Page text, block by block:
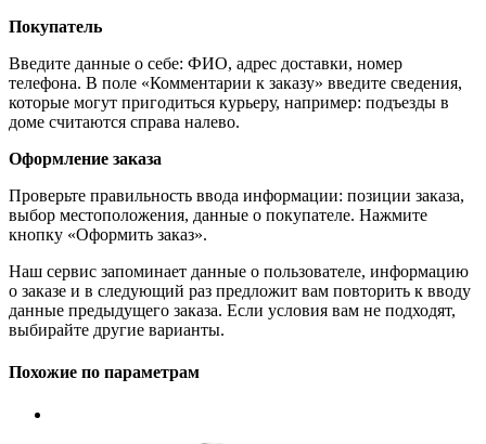
Покупатель
Введите данные о себе: ФИО, адрес доставки, номер
телефона. В поле «Комментарии к заказу» введите сведения,
которые могут пригодиться курьеру, например: подъезды в
доме считаются справа налево.
Оформление заказа
Проверьте правильность ввода информации: позиции заказа,
выбор местоположения, данные о покупателе. Нажмите
кнопку «Оформить заказ».
Наш сервис запоминает данные о пользователе, информацию
о заказе и в следующий раз предложит вам повторить к вводу
данные предыдущего заказа. Если условия вам не подходят,
выбирайте другие варианты.
Похожие по параметрам